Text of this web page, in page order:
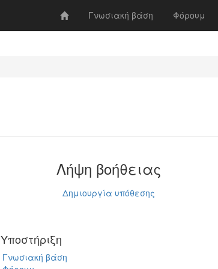
Γνωσιακή βάση Φόρουμ
Λήψη βοήθειας
Δημιουργία υπόθεσης
Υποστήριξη
Γνωσιακή βάση